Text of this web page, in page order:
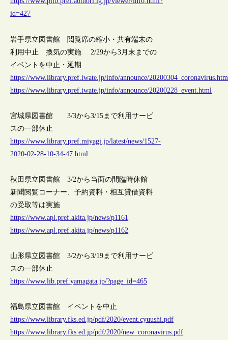
id=427
岩手県立図書館 閲覧席の縮小・共有端末の
利用中止 換気の実施 2/29から3月末までの
イベントを中止・延期
https://www.library.pref.iwate.jp/info/announce/
https://www.library.pref.iwate.jp/info/announce/20200228_event.html
宮城県図書館 3/3から3/15まで利用サービ
スの一部休止
https://www.library.pref.miyagi.jp/latest/news/1527-
2020-02-28-10-34-47.html
秋田県立図書館 3/2から当面の間臨時休館
新聞閲覧コーナー、予約資料・相互貸借資料
の受取等は実施
https://www.apl.pref.akita.jp/news/p1161
https://www.apl.pref.akita.jp/news/p1162
山形県立図書館 3/2から3/19まで利用サービ
スの一部休止
https://www.lib.pref.yamagata.jp/?page_id=465
福島県立図書館 イベントを中止
https://www.library.fks.ed.jp/pdf/2020/event.cyuushi.pdf
https://www.library.fks.ed.jp/pdf/2020/new_coronavirus.pdf